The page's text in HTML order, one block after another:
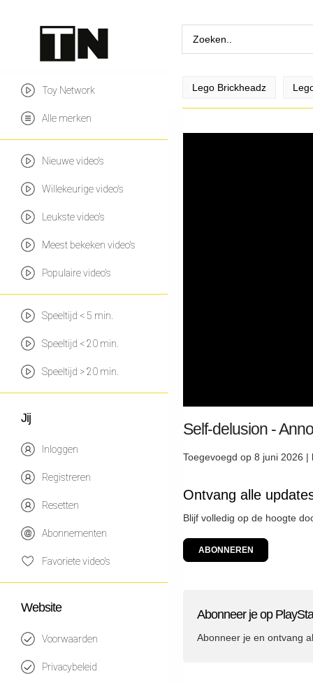
Toy Network
Alle merken
Nieuwe video's
Willekeurige video's
Leukste video's
Meest bekeken video's
Populaire video's
Speeltijd < 5 min.
Speeltijd < 20 min.
Speeltijd > 20 min.
Jij
Inloggen
Registreren
Resetten
Abonnementen
Favoriete video's
Website
Voorwaarden
Privacybeleid
Lego Brickheadz
Self-delusion -
Toegevoegd op 8 juni 2026 |
Ontvang alle
Blijf volledig op de hoogte
ABONNEREN
Abonneer je op
Abonneer je en ontvang